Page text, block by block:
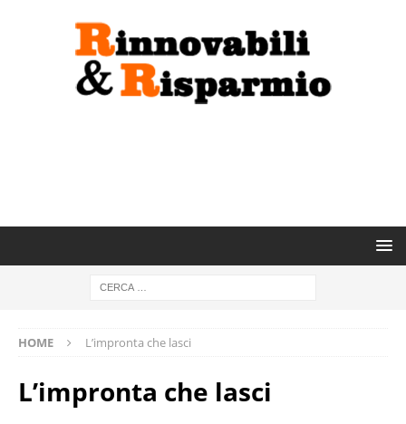
HOME L’impronta che lasci
L’impronta che lasci